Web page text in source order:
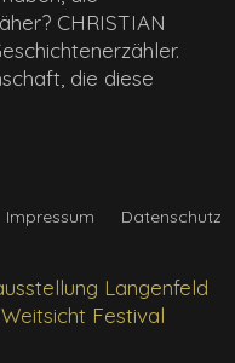
CHRISTIAN
die diese
Langenfeld
Festival
Impressum Datenschutz